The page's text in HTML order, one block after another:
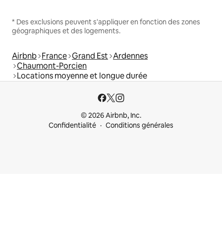
* Des exclusions peuvent s'appliquer en fonction des zones
géographiques et des logements.
Airbnb France Grand Est Ardennes
Chaumont-Porcien
Locations moyenne et longue durée
© 2026 Airbnb, Inc.
Confidentialité
Conditions générales